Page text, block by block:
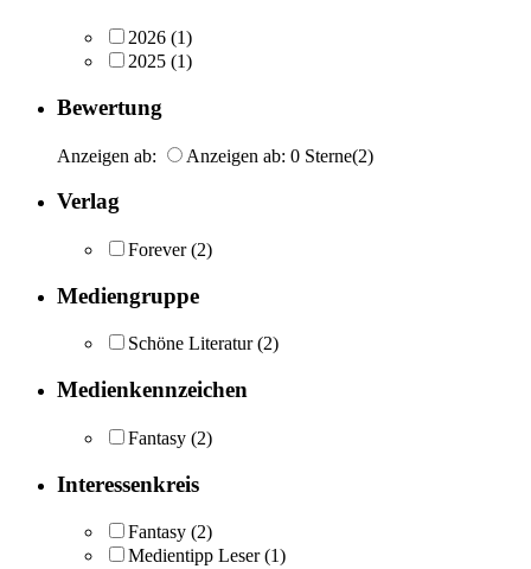
2026 (1)
2025 (1)
Bewertung
Anzeigen ab: Anzeigen ab: 0 Sterne(2)
Verlag
Forever (2)
Mediengruppe
Schöne Literatur (2)
Medienkennzeichen
Fantasy (2)
Interessenkreis
Fantasy (2)
Medientipp Leser (1)